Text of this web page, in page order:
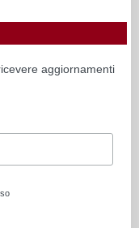
aggiornamenti